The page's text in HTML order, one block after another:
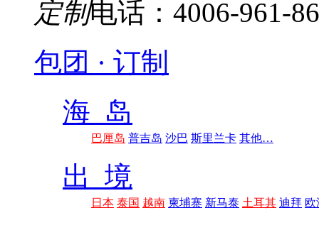
定制电话：4006-961-
包团 · 订制
海 岛
巴厘岛 普吉岛 沙巴 斯里兰卡 其他…
出 境
日本 泰国 越南 柬埔寨 新马泰 土耳其 迪拜 欧